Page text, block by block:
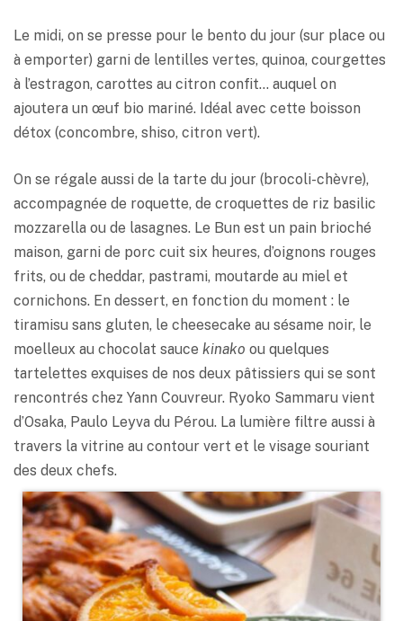
Le midi, on se presse pour le bento du jour (sur place ou
à emporter) garni de lentilles vertes, quinoa, courgettes
à l’estragon, carottes au citron confit… auquel on
ajoutera un œuf bio mariné. Idéal avec cette boisson
détox (concombre, shiso, citron vert).
On se régale aussi de la tarte du jour (brocoli-chèvre),
accompagnée de roquette, de croquettes de riz basilic
mozzarella ou de lasagnes. Le Bun est un pain brioché
maison, garni de porc cuit six heures, d’oignons rouges
frits, ou de cheddar, pastrami, moutarde au miel et
cornichons. En dessert, en fonction du moment : le
tiramisu sans gluten, le cheesecake au sésame noir, le
moelleux au chocolat sauce kinako ou quelques
tartelettes exquises de nos deux pâtissiers qui se sont
rencontrés chez Yann Couvreur. Ryoko Sammaru vient
d’Osaka, Paulo Leyva du Pérou. La lumière filtre aussi à
travers la vitrine au contour vert et le visage souriant
des deux chefs.